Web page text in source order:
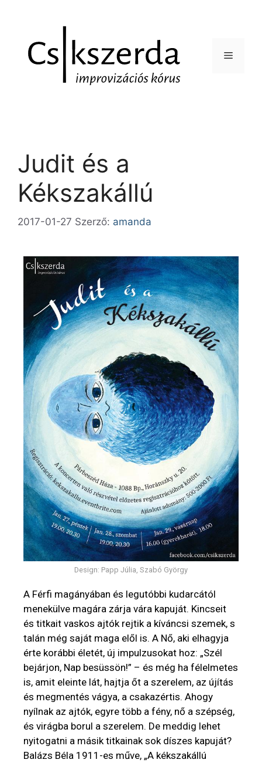
Judit és a
Kékszakállú
2017-01-27 Szerző: amanda
Design: Papp Júlia, Szabó György
A Férfi magányában és legutóbbi kudarcától
menekülve magára zárja vára kapuját. Kincseit
és titkait vaskos ajtók rejtik a kíváncsi szemek, s
talán még saját maga elől is. A Nő, aki elhagyja
érte korábbi életét, új impulzusokat hoz: „Szél
bejárjon, Nap besüssön!” – és még ha félelmetes
is, amit eleinte lát, hajtja őt a szerelem, az újítás
és megmentés vágya, a csakazértis. Ahogy
nyílnak az ajtók, egyre több a fény, nő a szépség,
és virágba borul a szerelem. De meddig lehet
nyitogatni a másik titkainak sok díszes kapuját?
Balázs Béla 1911-es műve, „A kékszakállú